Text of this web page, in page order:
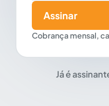
Cobrança mensal,
Assinar
Já é